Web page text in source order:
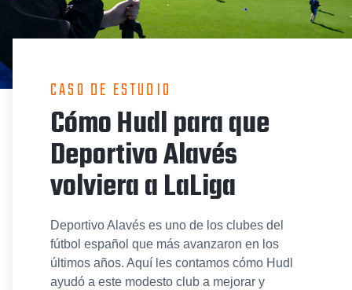
CASO DE ESTUDIO
Cómo Hudl para que
Deportivo Alavés
volviera a LaLiga
Deportivo Alavés es uno de los clubes del
fútbol español que más avanzaron en los
últimos años. Aquí les contamos cómo Hudl
ayudó a este modesto club a mejorar y